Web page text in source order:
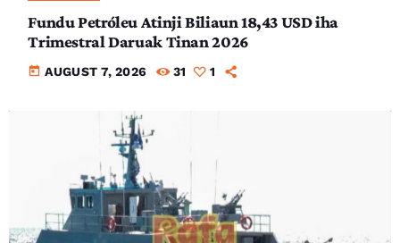
Fundu Petróleu Atinji Biliaun 18,43 USD iha
Trimestral Daruak Tinan 2026
today AUGUST 7, 2026 31 1